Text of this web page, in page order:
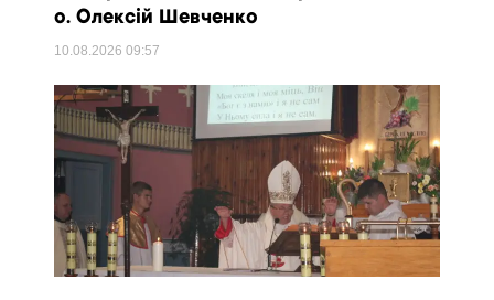
о. Олексій Шевченко
10.08.202609:57